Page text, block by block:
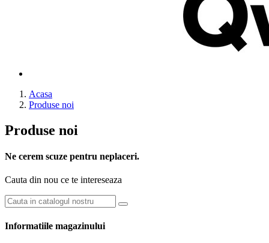
Acasa
Produse noi
Produse noi
Ne cerem scuze pentru neplaceri.
Cauta din nou ce te intereseaza
Informatiile magazinului